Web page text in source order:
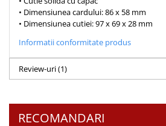
Schimbarea caracterului
Slujire
Suferinta
Viata din belsug
Viata de zi cu zi
Dezvoltare personala
• Dimensiunea cardului: 86 x 58 mm
• Dimensiunea cutiei: 97 x 69 x 28 mm
Informatii conformitate produs
Review-uri(1)
RECOMANDARI